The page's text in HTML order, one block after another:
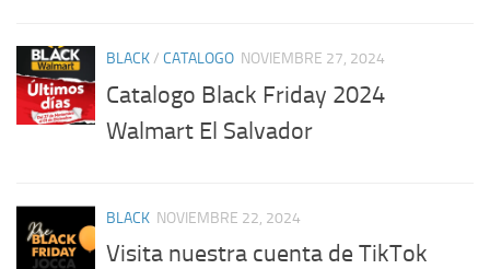
BLACK/ CATALOGO NOVIEMBRE 27, 2024
Catalogo Black Friday 2024
Walmart El Salvador
BLACK NOVIEMBRE 22, 2024
Visita nuestra cuenta de TikTok